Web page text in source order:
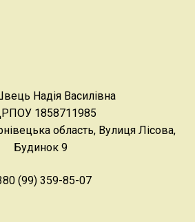
Надія Василівна
1858711985
область, Вулиця Лісова,
Будинок 9
(99) 359-85-07